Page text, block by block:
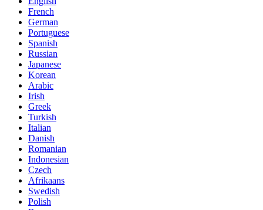
French
German
Portuguese
Spanish
Russian
Japanese
Korean
Arabic
Irish
Greek
Turkish
Italian
Danish
Romanian
Indonesian
Czech
Afrikaans
Swedish
Polish